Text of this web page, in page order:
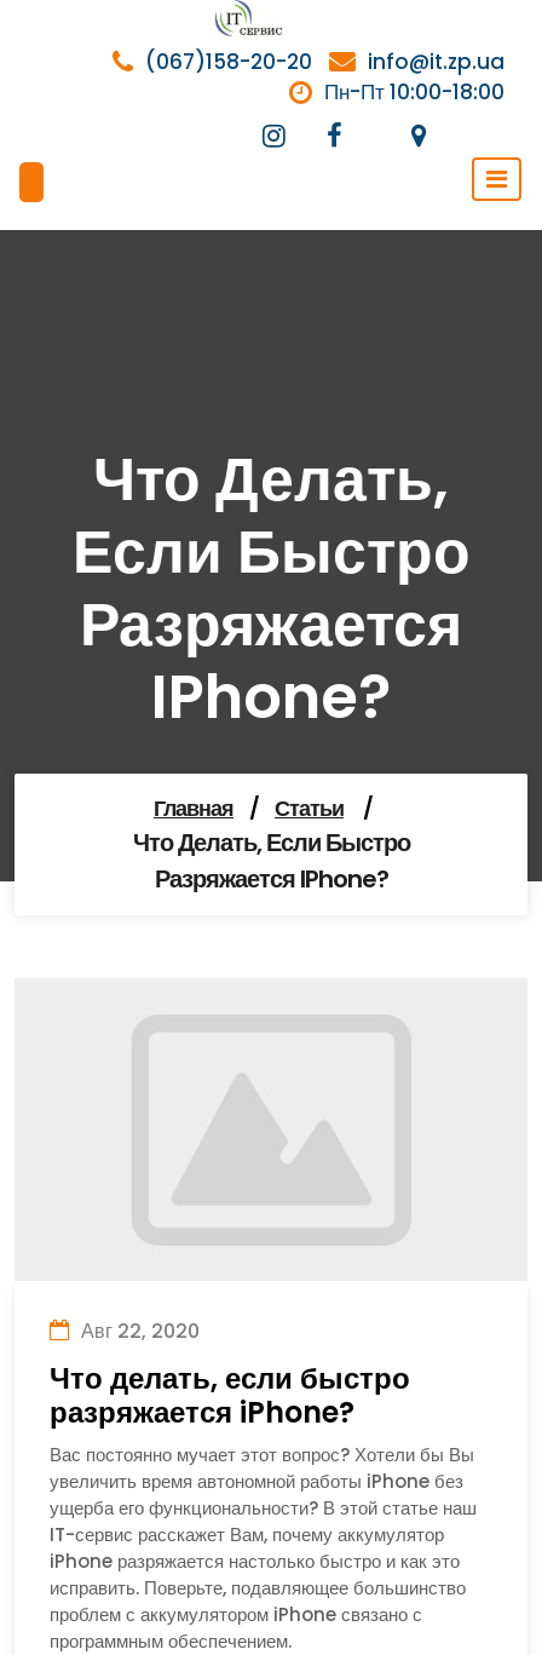
содержимому
info@it.zp.ua
(067)158-20-20
Пн-Пт 10:00-18:00
Что Делать,
Если Быстро
Разряжается
IPhone?
Главная / Статьи /
Что Делать, Если Быстро
Разряжается IPhone?
Авг 22, 2020
Что делать, если быстро
разряжается iPhone?
Вас постоянно мучает этот вопрос? Хотели бы Вы
увеличить время автономной работы iPhone без
ущерба его функциональности? В этой статье наш
IT-сервис расскажет Вам, почему аккумулятор
iPhone разряжается настолько быстро и как это
исправить. Поверьте, подавляющее большинство
проблем с аккумулятором iPhone связано с
программным обеспечением.